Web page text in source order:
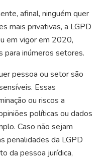
afinal, ninguém quer
mais privativas, a LGPD
em vigor em 2020,
para inúmeros setores.
pessoa ou setor são
Essas
ou riscos a
políticas ou dados
Caso não sejam
penalidades da LGPD
da pessoa jurídica,